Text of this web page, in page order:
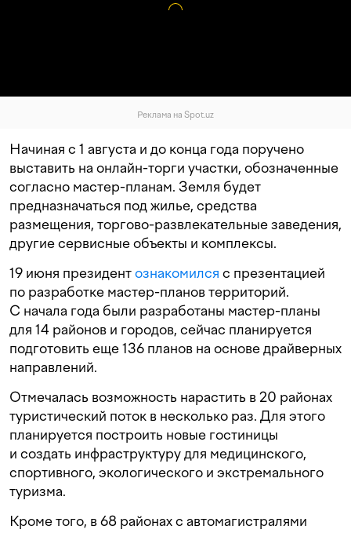
Реклама на Spot.uz
Начиная с 1 августа и до конца года поручено
выставить на онлайн-торги участки, обозначенные
согласно мастер-планам. Земля будет
предназначаться под жилье, средства
размещения, торгово-развлекательные заведения,
другие сервисные объекты и комплексы.
19 июня президентознакомился с презентацией
по разработке мастер-планов территорий.
С начала года были разработаны мастер-планы
для 14 районов и городов, сейчас планируется
подготовить еще 136 планов на основе драйверных
направлений.
Отмечалась возможность нарастить в 20 районах
туристический поток в несколько раз. Для этого
планируется построить новые гостиницы
и создать инфраструктуру для медицинского,
спортивного, экологического и экстремального
туризма.
Кроме того, в 68 районах с автомагистралями